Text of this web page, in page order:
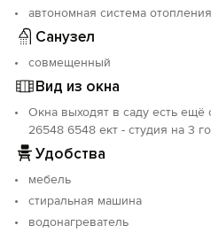
автономная система отопления
Санузел
совмещенный
Вид из окна
Окна выходят в саду есть
26548 6548 ект - студия на 3
Удобства
мебель
стиральная машина
водонагреватель